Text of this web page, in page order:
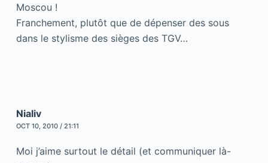
Moscou !
Franchement, plutôt que de dépenser des sous
dans le stylisme des sièges des TGV…
Nialiv
OCT 10, 2010 / 21:11
Moi j’aime surtout le détail (et communiquer là-